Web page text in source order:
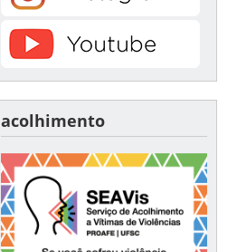
acolhimento